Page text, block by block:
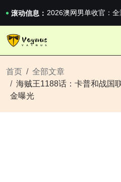
滚动信息： 2026澳网男单收官：全
《巅峰守卫 Highguard
iPhone 16e 发布，苹
iPhone 16e 发布，苹果
首页
全部文章
海贼王1188话：卡普和战国
金曝光